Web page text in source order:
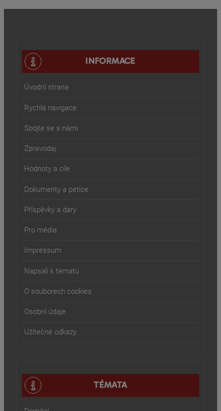
INFORMACE
Úvodní strana
Rychlá navigace
Spojte se s námi
Zpravodaj
Hodnoty a cíle
Dokumenty a petice
Příspěvky a dary
Pro média
Impressum
Napsali k tématu
O souborech cookies
Osobní údaje
Užitečné odkazy
TÉMATA